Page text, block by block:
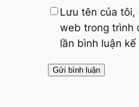
Lưu tên của tôi,
web trong trình
lần bình luận